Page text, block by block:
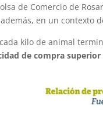
de Comercio de
en un
kilo de animal
de compra